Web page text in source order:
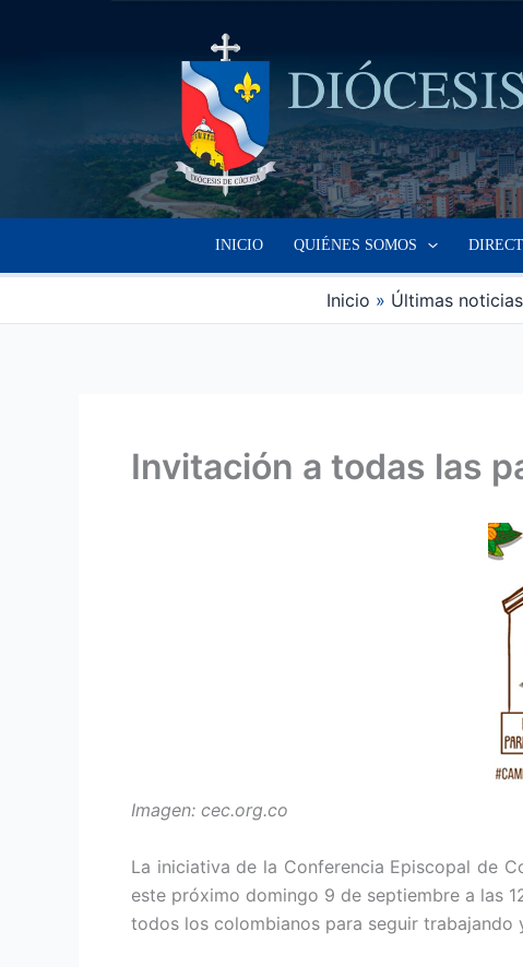
INICIO QUIÉNES SOMOS
Inicio Últimas noticias
Invitación a todas las
Imagen: cec.org.co
La iniciativa de la Conferencia Episcopal de
este próximo domingo 9 de septiembre a las
todos los colombianos para seguir trabajando